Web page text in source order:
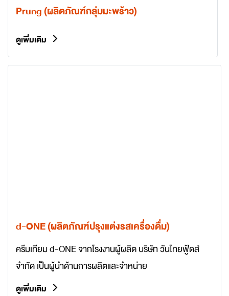
Prung (ผลิตภัณฑ์กลุ่มมะพร้าว)
ดูเพิ่มเติม
d-ONE (ผลิตภัณฑ์ปรุงแต่งรสเครื่องดื่ม)
ครีมเทียม d-ONE จากโรงงานผู้ผลิต บริษัท วันไทยฟู้ดส์
จำกัด เป็นผู้นำด้านการผลิตและจำหน่าย
ดูเพิ่มเติม